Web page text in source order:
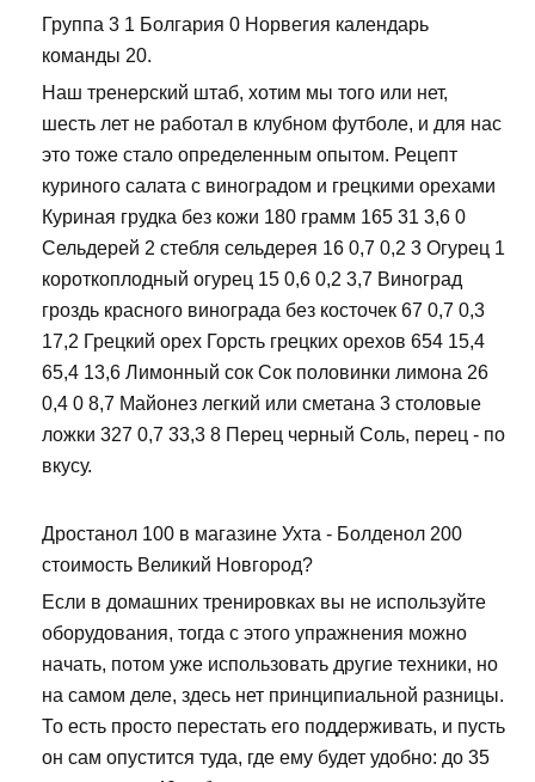
Группа 3 1 Болгария 0 Норвегия календарь
команды 20.
Наш тренерский штаб, хотим мы того или нет,
шесть лет не работал в клубном футболе, и для нас
это тоже стало определенным опытом. Рецепт
куриного салата с виноградом и грецкими орехами
Куриная грудка без кожи 180 грамм 165 31 3,6 0
Сельдерей 2 стебля сельдерея 16 0,7 0,2 3 Огурец 1
короткоплодный огурец 15 0,6 0,2 3,7 Виноград
гроздь красного винограда без косточек 67 0,7 0,3
17,2 Грецкий орех Горсть грецких орехов 654 15,4
65,4 13,6 Лимонный сок Сок половинки лимона 26
0,4 0 8,7 Майонез легкий или сметана 3 столовые
ложки 327 0,7 33,3 8 Перец черный Соль, перец - по
вкусу.
Дростанол 100 в магазине Ухта - Болденол 200
стоимость Великий Новгород?
Если в домашних тренировках вы не используйте
оборудования, тогда с этого упражнения можно
начать, потом уже использовать другие техники, но
на самом деле, здесь нет принципиальной разницы.
То есть просто перестать его поддерживать, и пусть
он сам опустится туда, где ему будет удобно: до 35